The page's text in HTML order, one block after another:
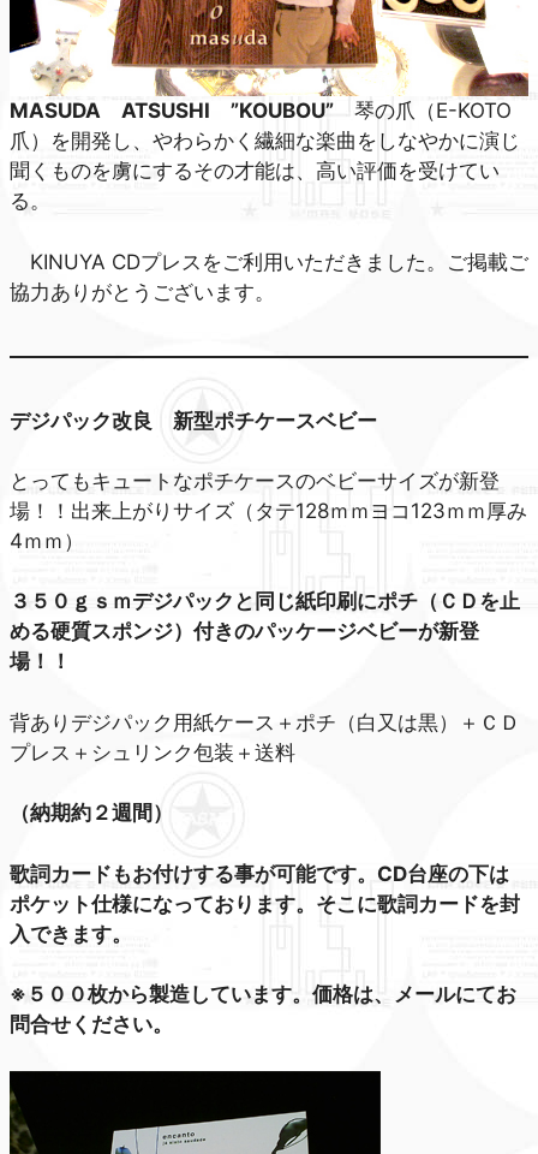
MASUDA ATSUSHI ”KOUBOU” 琴の爪（E-KOTO
爪）を開発し、やわらかく繊細な楽曲をしなやかに演じ
聞くものを虜にするその才能は、高い評価を受けてい
る。
KINUYA CDプレスをご利用いただきました。ご掲載ご
協力ありがとうございます。
デジパック改良 新型ポチケースベビー
とってもキュートなポチケースのベビーサイズが新登
場！！出来上がりサイズ（タテ128ｍｍヨコ123ｍｍ厚み
4ｍｍ）
３５０ｇｓｍデジパックと同じ紙印刷にポチ（ＣＤを止
める硬質スポンジ）付きのパッケージベビーが新登
場！！
背ありデジパック用紙ケース＋ポチ（白又は黒）＋ＣＤ
プレス＋シュリンク包装＋送料
（納期約２週間）
歌詞カードもお付けする事が可能です。CD台座の下は
ポケット仕様になっております。そこに歌詞カードを封
入できます。
※５００枚から製造しています。価格は、メールにてお
問合せください。